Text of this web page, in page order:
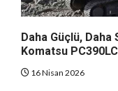
Daha Güçlü, Daha
Komatsu
16 Nisan 2026